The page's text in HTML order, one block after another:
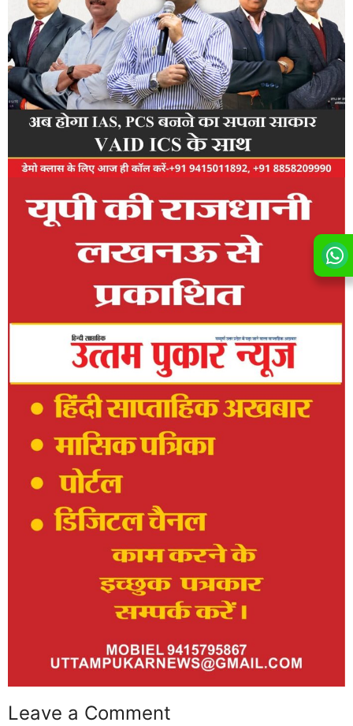
Leave a Comment